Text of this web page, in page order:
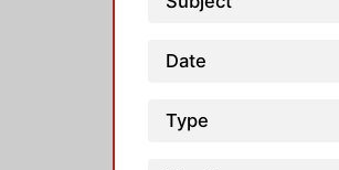
Date
Type